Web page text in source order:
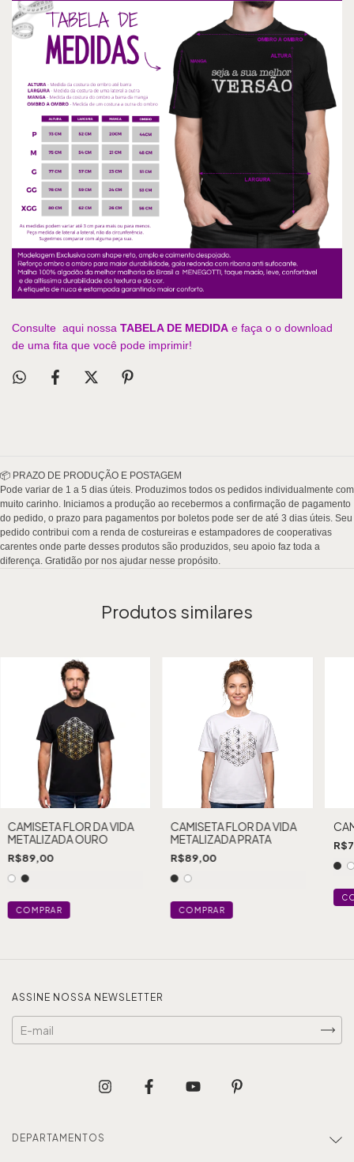
Consulte aqui nossa TABELA DE MEDIDA e faça o o download
de uma fita que você pode imprimir!
Produtos similares
CAMISETA FLOR DA VIDA
METALIZADA OURO
R$89,00
COMPRAR
CAMISETA FLOR DA VIDA
METALIZADA PRATA
R$89,00
COMPRAR
ASSINE NOSSA NEWSLETTER
DEPARTAMENTOS